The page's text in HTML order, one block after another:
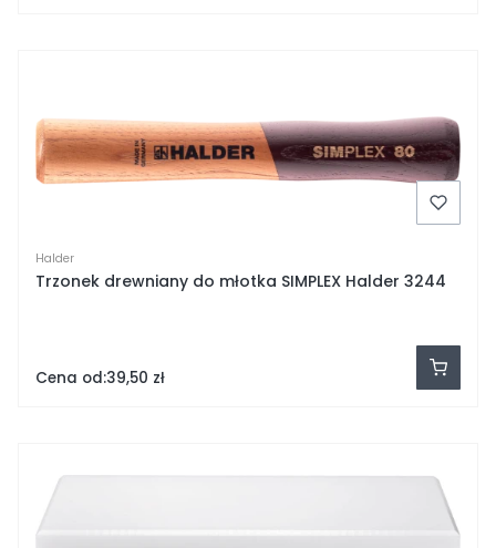
Halder
Trzonek drewniany do młotka SIMPLEX Halder 3244
Cena od:39,50 zł